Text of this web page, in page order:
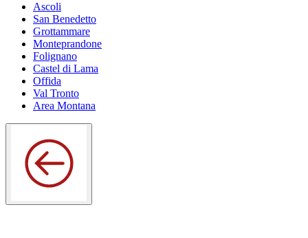
Ascoli
San Benedetto
Grottammare
Monteprandone
Folignano
Castel di Lama
Offida
Val Tronto
Area Montana